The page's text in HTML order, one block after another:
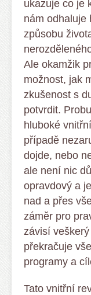
ukazuje co je
nám odhaluje
způsobu
Ale okamžik
možnost, jak
zkušenost s
potvrdit.
hluboké
případě
dojde, nebo
ale není nic
opravdový a
nad a přes
záměr pro
závisí
překračuje
programy a
Tato vnitřní